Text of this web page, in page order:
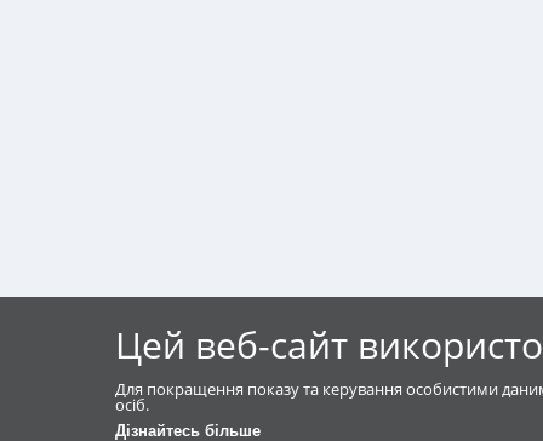
Цей веб-сайт
Для покращення показу та керування особистими
осіб.
Дізнайтесь більше